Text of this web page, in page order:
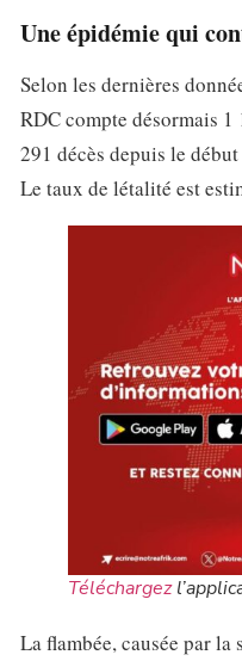
Une épidémie qui
Selon les dernières
RDC compte désormais
291 décès depuis le
Le taux de létalité est
Téléchargez
La flambée, causée par